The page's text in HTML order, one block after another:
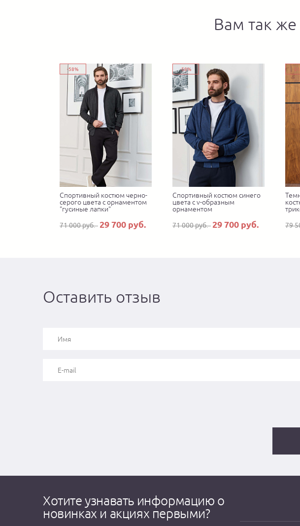
Вам так
-58%
Спортивный костюм черно-
серого цвета с орнаментом
"гусиные лапки"
71 000 руб. 29 700 руб.
-58%
Спортивный костюм синего
цвета с v-образным
орнаментом
71 000 руб. 29 700 руб.
-
79
Оставить отзыв
Хотите узнавать информацию о
новинках и акциях первыми?